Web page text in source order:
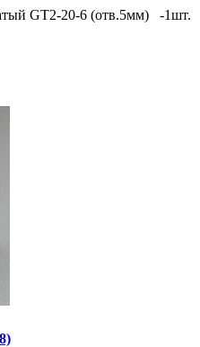
GT2-20-6 (отв.5мм) -1шт.